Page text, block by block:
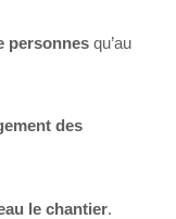
personnes qu’au
des
le chantier.